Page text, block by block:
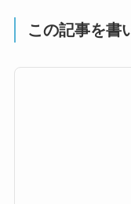
この記事を書